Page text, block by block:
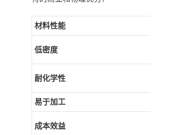
材料性能
低密度
耐化学性
易于加工
成本效益